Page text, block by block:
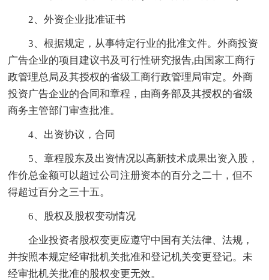
2、外资企业批准证书
3、根据规定，从事特定行业的批准文件。外商投资
广告企业的项目建议书及可行性研究报告,由国家工商行
政管理总局及其授权的省级工商行政管理局审定。外商
投资广告企业的合同和章程，由商务部及其授权的省级
商务主管部门审查批准。
4、出资协议，合同
5、章程股东及出资情况以高新技术成果出资入股，
作价总金额可以超过公司注册资本的百分之二十，但不
得超过百分之三十五。
6、股权及股权变动情况
企业投资者股权变更应遵守中国有关法律、法规，
并按照本规定经审批机关批准和登记机关变更登记。未
经审批机关批准的股权变更无效。